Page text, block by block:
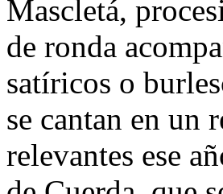
Mascletá,
de ronda
satíricos o
se cantan en un
relevantes ese